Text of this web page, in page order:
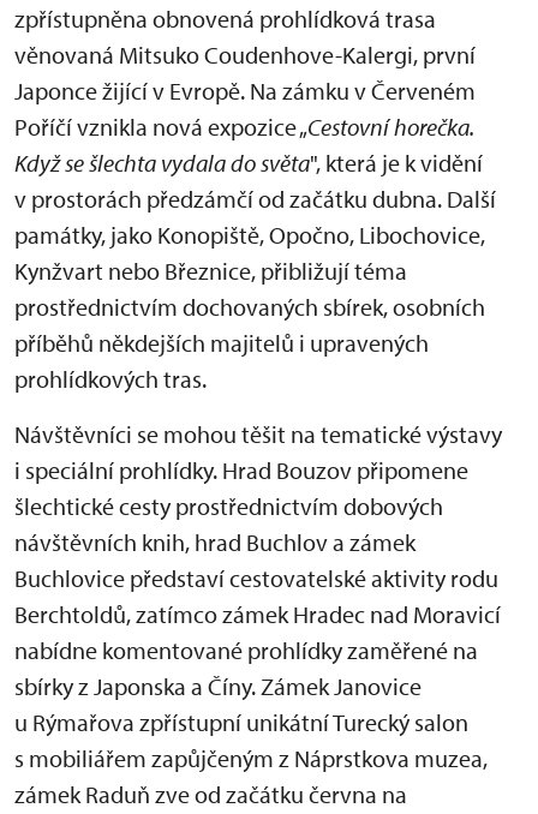
zpřístupněna obnovená prohlídková trasa
věnovaná Mitsuko Coudenhove-Kalergi, první
Japonce žijící v Evropě. Na zámku v Červeném
Poříčí vznikla nová expozice „Cestovní horečka.
Když se šlechta vydala do světa", která je k vidění
v prostorách předzámčí od začátku dubna. Další
památky, jako Konopiště, Opočno, Libochovice,
Kynžvart nebo Březnice, přibližují téma
prostřednictvím dochovaných sbírek, osobních
příběhů někdejších majitelů i upravených
prohlídkových tras.
Návštěvníci se mohou těšit na tematické výstavy
i speciální prohlídky. Hrad Bouzov připomene
šlechtické cesty prostřednictvím dobových
návštěvních knih, hrad Buchlov a zámek
Buchlovice představí cestovatelské aktivity rodu
Berchtoldů, zatímco zámek Hradec nad Moravicí
nabídne komentované prohlídky zaměřené na
sbírky z Japonska a Číny. Zámek Janovice
u Rýmařova zpřístupní unikátní Turecký salon
s mobiliářem zapůjčeným z Náprstkova muzea,
zámek Raduň zve od začátku června na